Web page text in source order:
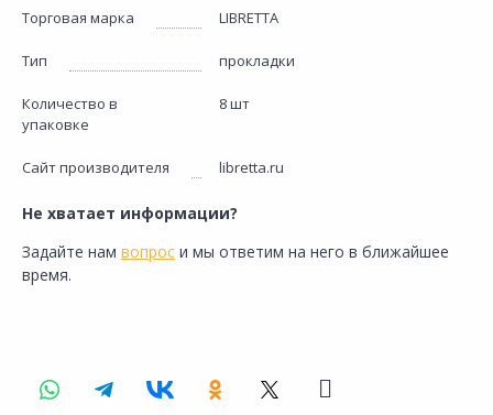
Торговая марка LIBRETTA
Тип прокладки
Количество в
упаковке
8 шт
Сайт производителя libretta.ru
Не хватает информации?
Задайте нам вопрос и мы ответим на него в ближайшее
время.